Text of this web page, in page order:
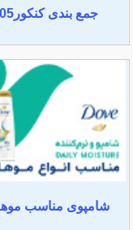
جمع بندی کنکور1405
شامپوی مناسب